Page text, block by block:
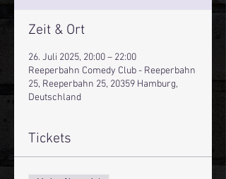
Zeit & Ort
26. Juli 2025, 20:00 – 22:00
Reeperbahn Comedy Club - Reeperbahn
25, Reeperbahn 25, 20359 Hamburg,
Deutschland
Tickets